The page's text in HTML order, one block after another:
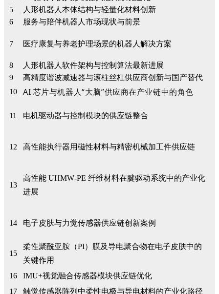
5
人形机器人本体结构与轻量化材料创新
6
服务与陪伴机器人市场现状与前景
7 医疗康复与养老护理场景的机器人解决方案
8
人形机器人软件架构与控制算法最新进展
9
高精度谐波减速器与滚柱丝杠供应商创新与国产替代
10
AI 芯片与机器人“大脑”供应商在产业链中的角色
11 电机驱动器与控制模块的供应链整合
12 高性能执行器用磁性材料与精密机械加工件供应链
13
高性能 UHMW‑PE 纤维材料在腱驱动系统中的产业化
进展
14 电子皮肤与力觉传感器供应链创新案例
15
柔性聚酰亚胺（PI）膜及导电聚合物在电子皮肤中的
关键作用
16
IMU+视觉融合传感器模块供应链优化
17
触觉传感器阵列中柔性电极与导电材料的产业化路径